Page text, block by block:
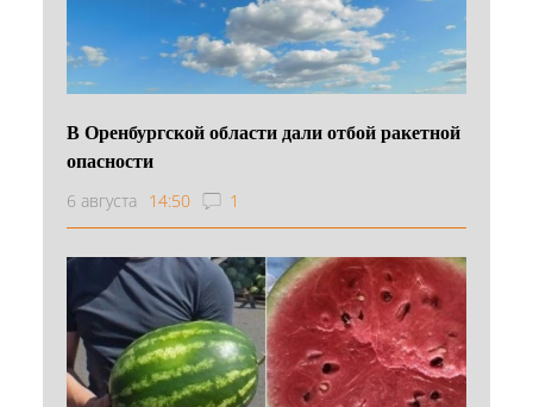
В Оренбургской области дали отбой ракетной
опасности
6 августа 14:50 1